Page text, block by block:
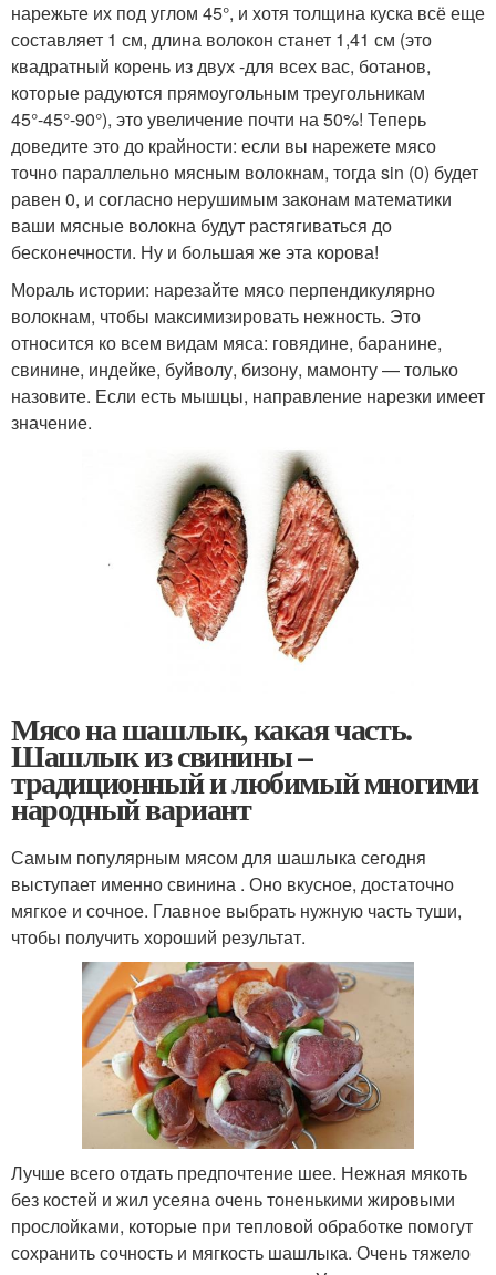
нарежьте их под углом 45°, и хотя толщина куска всё еще
составляет 1 см, длина волокон станет 1,41 см (это
квадратный корень из двух -для всех вас, ботанов,
которые радуются прямоугольным треугольникам
45°-45°-90°), это увеличение почти на 50%! Теперь
доведите это до крайности: если вы нарежете мясо
точно параллельно мясным волокнам, тогда sin (0) будет
равен 0, и согласно нерушимым законам математики
ваши мясные волокна будут растягиваться до
бесконечности. Ну и большая же эта корова!
Мораль истории: нарезайте мясо перпендикулярно
волокнам, чтобы максимизировать нежность. Это
относится ко всем видам мяса: говядине, баранине,
свинине, индейке, буйволу, бизону, мамонту — только
назовите. Если есть мышцы, направление нарезки имеет
значение.
Мясо на шашлык, какая часть.
Шашлык из свинины –
традиционный и любимый многими
народный вариант
Самым популярным мясом для шашлыка сегодня
выступает именно свинина . Оно вкусное, достаточно
мягкое и сочное. Главное выбрать нужную часть туши,
чтобы получить хороший результат.
Лучше всего отдать предпочтение шее. Нежная мякоть
без костей и жил усеяна очень тоненькими жировыми
прослойками, которые при тепловой обработке помогут
сохранить сочность и мягкость шашлыка. Очень тяжело